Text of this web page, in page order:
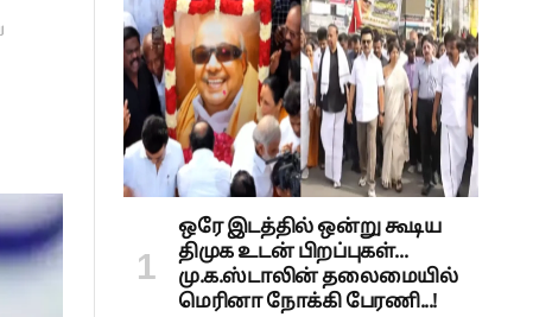
ஒரே இடத்தில் ஒன்று கூடிய
திமுக உடன் பிறப்புகள்...
மு.க.ஸ்டாலின் தலைமையில்
மெரினா நோக்கி பேரணி...!